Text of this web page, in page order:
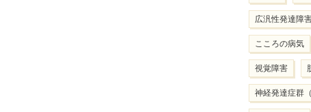
広汎性発達障
こころの病気
視覚障害
神経発達症群